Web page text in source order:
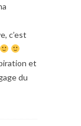
c’est
et
du